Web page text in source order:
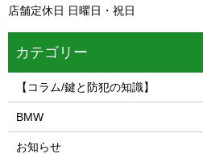
店舗定休日 日曜日・祝日
カテゴリー
【コラム/鍵と防犯の知識】
BMW
お知らせ